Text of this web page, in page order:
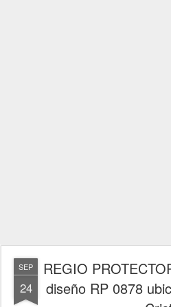
SEP
24
REGIO
diseño RP 0878